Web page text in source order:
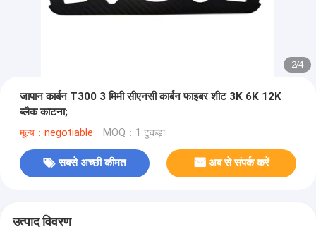
2/4
जापान कार्बन T300 3 मिमी सीएनसी कार्बन फाइबर शीट 3K 6K 12K
ब्लैक काटना;
मूल्य：negotiable MOQ：1 टुकड़ा
सबसे अच्छी कीमत अब से संपर्क करें
उत्पाद विवरण